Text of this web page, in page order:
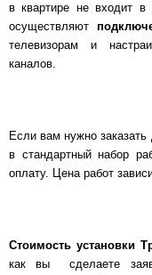
в квартире не входит в
осуществляют
телевизорам и
каналов.
Если вам нужно
в стандартный набор
оплату. Цена работ
Стоимость установки
как вы сделаете